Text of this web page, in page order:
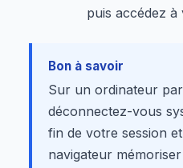
puis accédez à
Bon à savoir
Sur un ordinateur
déconnectez-vous
fin de votre session
navigateur